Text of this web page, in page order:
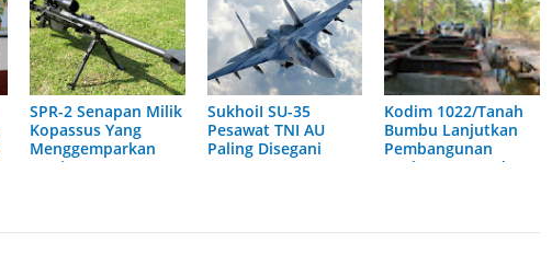
SPR-2 Senapan Milik
Kopassus Yang
Menggemparkan
Dunia
SukhoiI SU-35
Pesawat TNI AU
Paling Disegani
Kodim 1022/Tanah
Bumbu Lanjutkan
Pembangunan
Jembatan Garuda,